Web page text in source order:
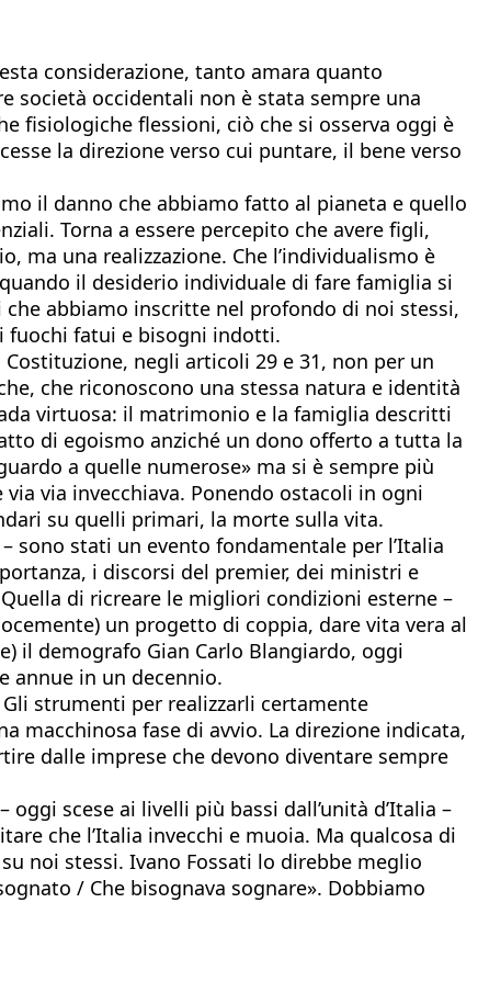
considerazione, tanto amara quanto
società occidentali non è stata sempre una
fisiologiche flessioni, ciò che si osserva oggi è
la direzione verso cui puntare, il bene verso
il danno che abbiamo fatto al pianeta e quello
Torna a essere percepito che avere figli,
ma una realizzazione. Che l’individualismo è
il desiderio individuale di fare famiglia si
abbiamo inscritte nel profondo di noi stessi,
fuochi fatui e bisogni indotti.
negli articoli 29 e 31, non per un
che riconoscono una stessa natura e identità
virtuosa: il matrimonio e la famiglia descritti
di egoismo anziché un dono offerto a tutta la
a quelle numerose» ma si è sempre più
via invecchiava. Ponendo ostacoli in ogni
su quelli primari, la morte sulla vita.
sono stati un evento fondamentale per l’Italia
i discorsi del premier, dei ministri e
di ricreare le migliori condizioni esterne –
un progetto di coppia, dare vita vera al
il demografo Gian Carlo Blangiardo, oggi
annue in un decennio.
strumenti per realizzarli certamente
macchinosa fase di avvio. La direzione indicata,
dalle imprese che devono diventare sempre
scese ai livelli più bassi dall’unità d’Italia –
che l’Italia invecchi e muoia. Ma qualcosa di
noi stessi. Ivano Fossati lo direbbe meglio
/ Che bisognava sognare». Dobbiamo